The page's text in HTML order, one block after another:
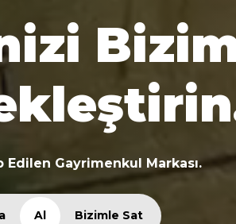
Edilen Gayrimenkul Markası.
Al Bizimle Sat